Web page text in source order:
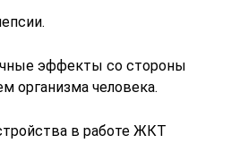
эффекты со стороны
организма человека.
в работе ЖКТ